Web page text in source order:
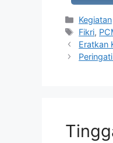
Kategori
Kegiatan
Tag
Fikri,
Eratkan